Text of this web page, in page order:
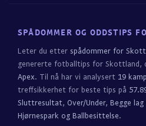
SPÅDOMMER OG ODDSTIPS
Leter du etter spådommer for
genererte fotballtips for Skottland,
Apex. Til nå har vi analysert 19
treffsikkerhet for beste tips på
Sluttresultat, Over/Under, Begge
Hjørnespark og Ballbesittelse.